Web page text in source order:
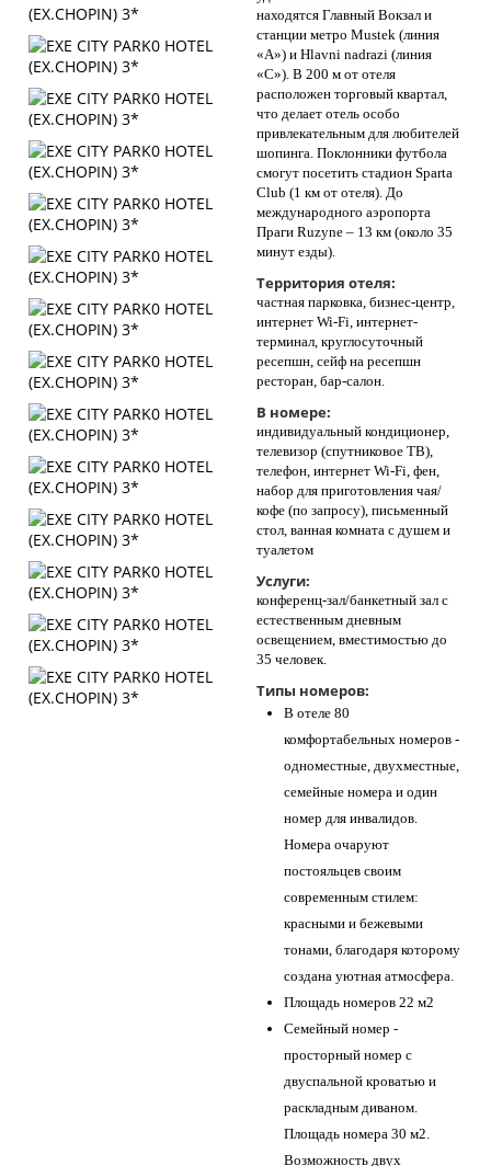
находятся Главный Вокзал и
станции метро Mustek (линия
«A») и Hlavni nadrazi (линия
«C»). В 200 м от отеля
расположен торговый квартал,
что делает отель особо
привлекательным для любителей
шопинга. Поклонники футбола
смогут посетить стадион Sparta
Club (1 км от отеля). До
международного аэропорта
Праги Ruzyne – 13 км (около 35
минут езды).
Территория отеля:
частная парковка, бизнес-центр,
интернет Wi-Fi, интернет-
терминал, круглосуточный
ресепшн, сейф на ресепшн
ресторан, бар-салон.
В номере:
индивидуальный кондиционер,
телевизор (спутниковое ТВ),
телефон, интернет Wi-Fi, фен,
набор для приготовления чая/
кофе (по запросу), письменный
стол, ванная комната с душем и
туалетом
Услуги:
конференц-зал/банкетный зал с
естественным дневным
освещением, вместимостью до
35 человек.
Типы номеров:
В отеле 80
комфортабельных номеров -
одноместные, двухместные,
семейные номера и один
номер для инвалидов.
Номера очаруют
постояльцев своим
современным стилем:
красными и бежевыми
тонами, благодаря которому
создана уютная атмосфера.
Площадь номеров 22 м2
Семейный номер -
просторный номер с
двуспальной кроватью и
раскладным диваном.
Площадь номера 30 м2.
Возможность двух